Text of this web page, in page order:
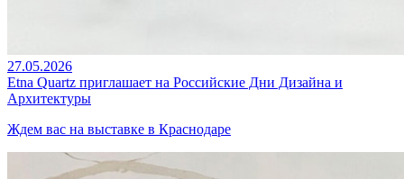
27.05.2026
Etna Quartz приглашает на Российские Дни Дизайна и
Архитектуры
Ждем вас на выставке в Краснодаре